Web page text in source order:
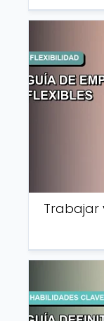
Trabajar